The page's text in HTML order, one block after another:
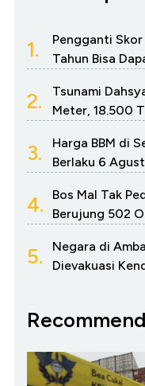
1.
Pengganti
Tahun Bisa
2.
Tsunami
Meter, 18.500
3.
Harga BBM di
Berlaku 6
4.
Bos Mal Tak
Berujung 502
5.
Negara di
Dievakuasi